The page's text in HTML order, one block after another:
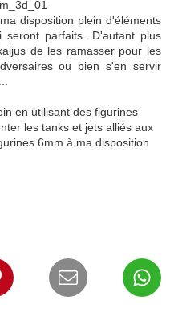
disposition plein d'éléments
parfaits. D'autant plus
de les ramasser pour les
ou bien s'en servir
en utilisant des figurines
les tanks et jets alliés aux
6mm à ma disposition